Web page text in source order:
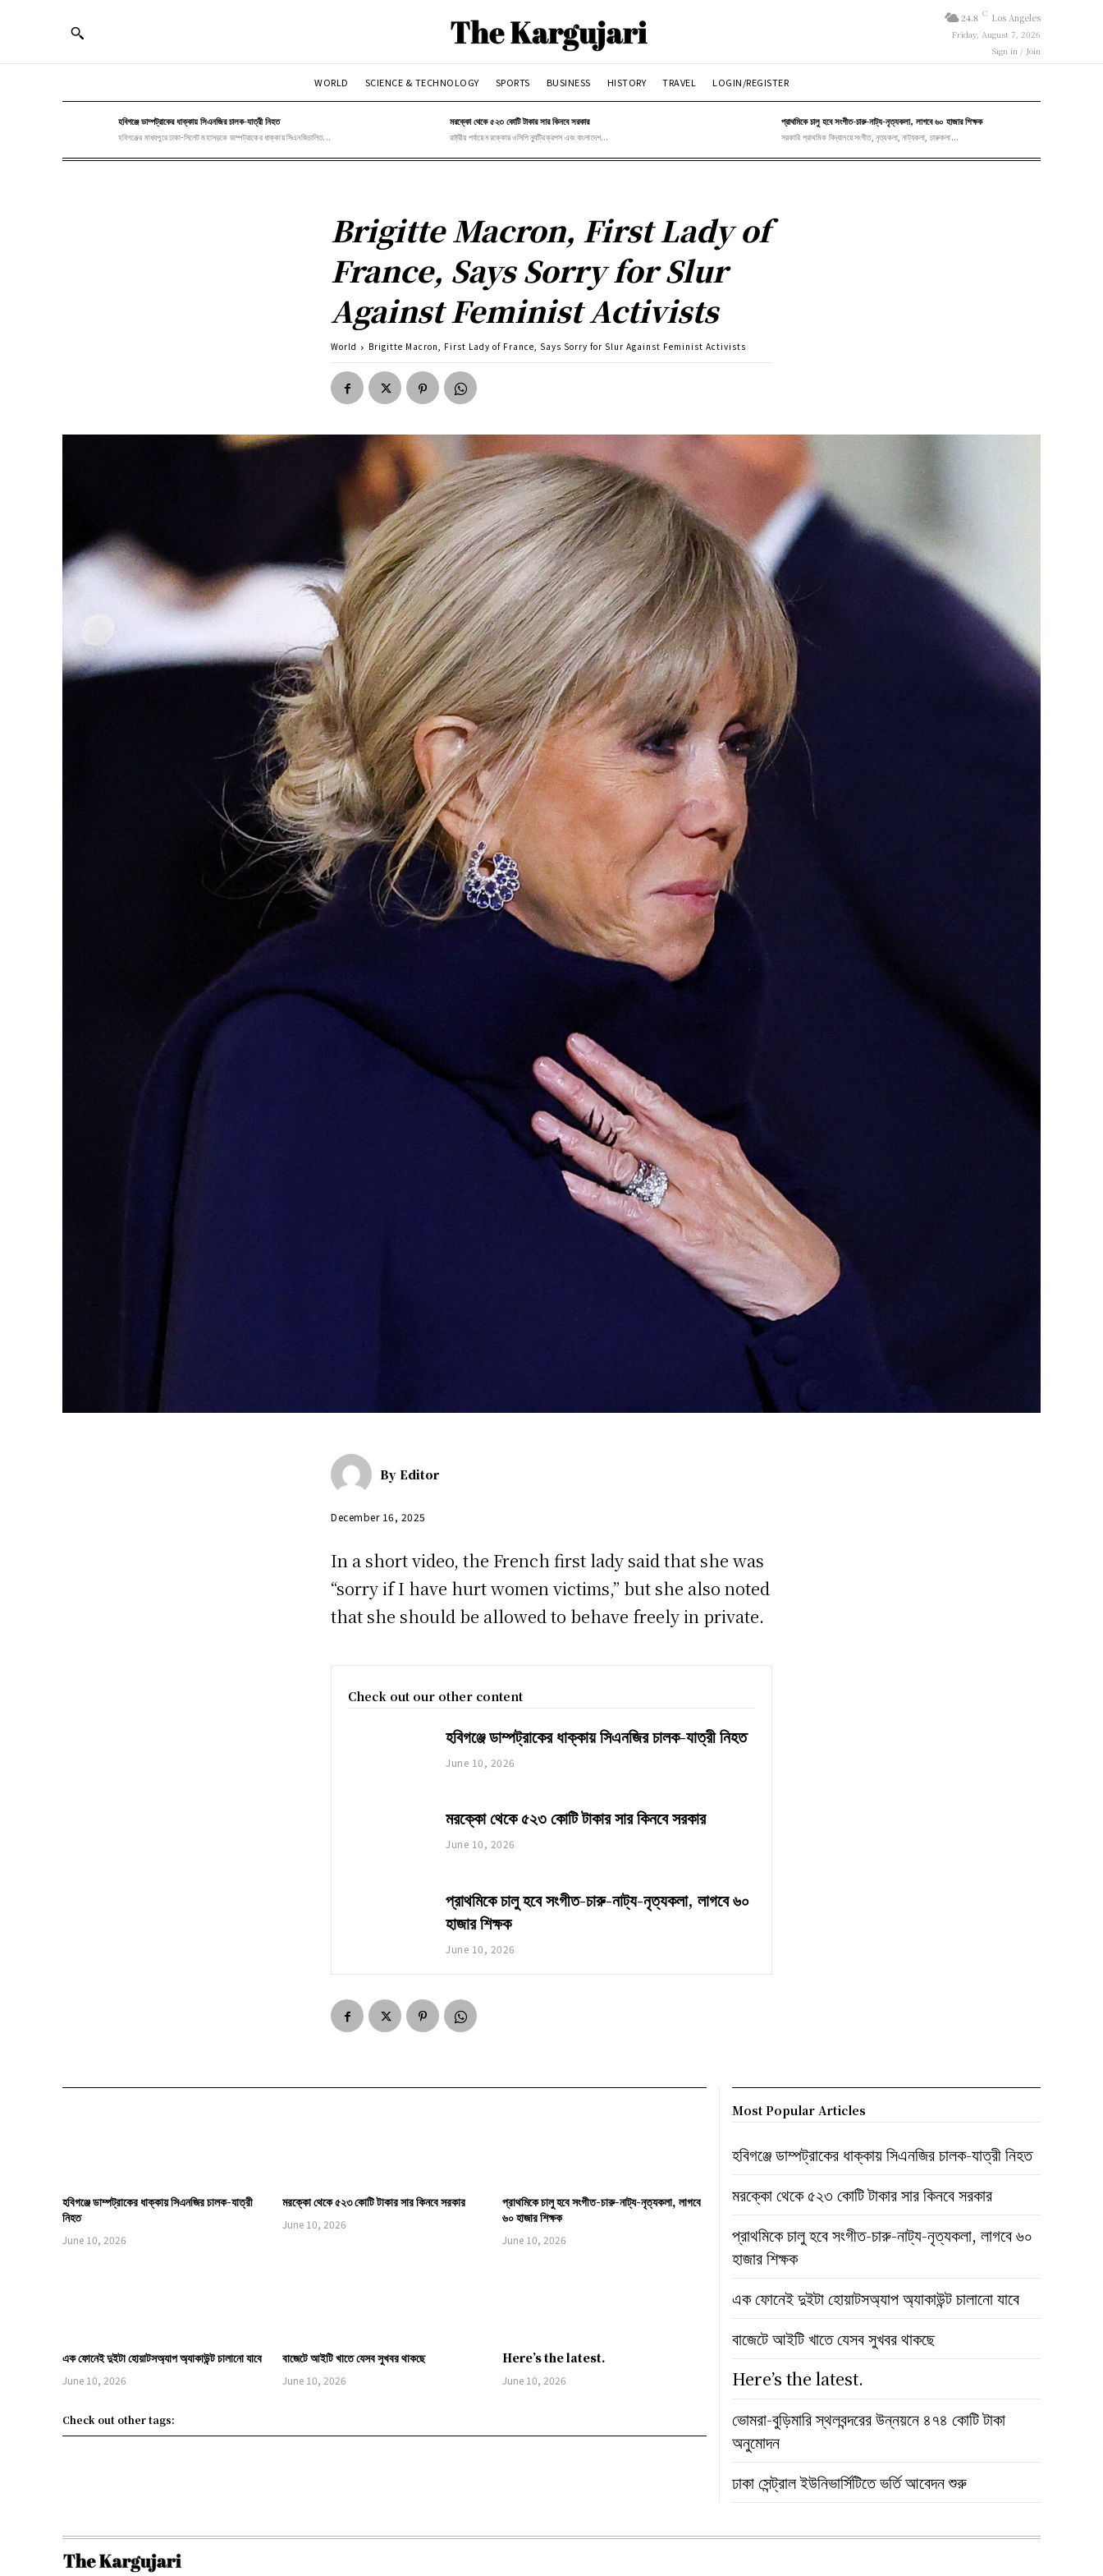
24.8 C Los Angeles
Friday, August 7, 2026
Sign in / Join
WORLD SCIENCE & TECHNOLOGY SPORTS BUSINESS HISTORY TRAVEL LOGIN/REGISTER
হবিগঞ্জে ডাম্পট্রাকের ধাক্কায় সিএনজির চালক-যাত্রী নিহত
হবিগঞ্জের মাধবপুরে ঢাকা-সিলেট মহাসড়কে ডাম্পট্রাকের ধাক্কায় সিএনজিচালিত...
মরক্কো থেকে ৫২৩ কোটি টাকার সার কিনবে সরকার
রাষ্ট্রীয় পর্যায়ে মরক্কোর ওসিপি ন্যুট্রিক্রপস এবং বাংলাদেশ...
প্রাথমিকে চালু হবে সংগীত-চারু-নাট্য-নৃত্যকলা, লাগবে ৬০ হাজার শিক্ষক
সরকারি প্রাথমিক বিদ্যালয়ে সংগীত, নৃত্যকলা, নাট্যকলা, চারুকলা...
Brigitte Macron, First Lady of
France, Says Sorry for Slur
Against Feminist Activists
World Brigitte Macron, First Lady of France, Says Sorry for Slur Against Feminist Activists
By Editor
December 16, 2025
In a short video, the French first lady said that she was
“sorry if I have hurt women victims,” but she also noted
that she should be allowed to behave freely in private.
Check out our other content
হবিগঞ্জে ডাম্পট্রাকের ধাক্কায় সিএনজির চালক-যাত্রী নিহত
June 10, 2026
মরক্কো থেকে ৫২৩ কোটি টাকার সার কিনবে সরকার
June 10, 2026
প্রাথমিকে চালু হবে সংগীত-চারু-নাট্য-নৃত্যকলা, লাগবে ৬০
হাজার শিক্ষক
June 10, 2026
হবিগঞ্জে ডাম্পট্রাকের ধাক্কায় সিএনজির চালক-যাত্রী
নিহত
June 10, 2026
মরক্কো থেকে ৫২৩ কোটি টাকার সার কিনবে সরকার
June 10, 2026
প্রাথমিকে চালু হবে সংগীত-চারু-নাট্য-নৃত্যকলা, লাগবে
৬০ হাজার শিক্ষক
June 10, 2026
এক ফোনেই দুইটা হোয়াটসঅ্যাপ অ্যাকাউন্ট চালানো যাবে
June 10, 2026
বাজেটে আইটি খাতে যেসব সুখবর থাকছে
June 10, 2026
Here’s the latest.
June 10, 2026
Check out other tags:
Most Popular Articles
হবিগঞ্জে ডাম্পট্রাকের ধাক্কায় সিএনজির চালক-যাত্রী নিহত
মরক্কো থেকে ৫২৩ কোটি টাকার সার কিনবে সরকার
প্রাথমিকে চালু হবে সংগীত-চারু-নাট্য-নৃত্যকলা, লাগবে ৬০
হাজার শিক্ষক
এক ফোনেই দুইটা হোয়াটসঅ্যাপ অ্যাকাউন্ট চালানো যাবে
বাজেটে আইটি খাতে যেসব সুখবর থাকছে
Here’s the latest.
ভোমরা-বুড়িমারি স্থলবন্দরের উন্নয়নে ৪৭৪ কোটি টাকা
অনুমোদন
ঢাকা সেন্ট্রাল ইউনিভার্সিটিতে ভর্তি আবেদন শুরু